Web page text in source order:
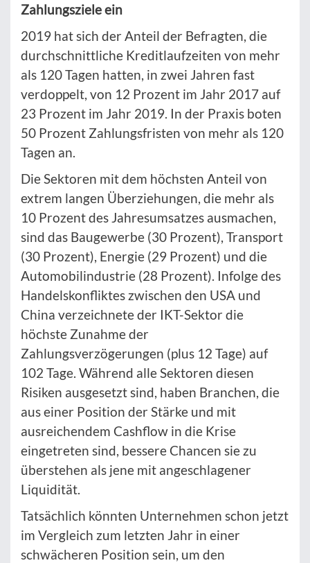
Zahlungsziele ein
2019 hat sich der Anteil der Befragten, die
durchschnittliche Kreditlaufzeiten von mehr
als 120 Tagen hatten, in zwei Jahren fast
verdoppelt, von 12 Prozent im Jahr 2017 auf
23 Prozent im Jahr 2019. In der Praxis boten
50 Prozent Zahlungsfristen von mehr als 120
Tagen an.
Die Sektoren mit dem höchsten Anteil von
extrem langen Überziehungen, die mehr als
10 Prozent des Jahresumsatzes ausmachen,
sind das Baugewerbe (30 Prozent), Transport
(30 Prozent), Energie (29 Prozent) und die
Automobilindustrie (28 Prozent). Infolge des
Handelskonfliktes zwischen den USA und
China verzeichnete der IKT-Sektor die
höchste Zunahme der
Zahlungsverzögerungen (plus 12 Tage) auf
102 Tage. Während alle Sektoren diesen
Risiken ausgesetzt sind, haben Branchen, die
aus einer Position der Stärke und mit
ausreichendem Cashflow in die Krise
eingetreten sind, bessere Chancen sie zu
überstehen als jene mit angeschlagener
Liquidität.
Tatsächlich könnten Unternehmen schon jetzt
im Vergleich zum letzten Jahr in einer
schwächeren Position sein, um den